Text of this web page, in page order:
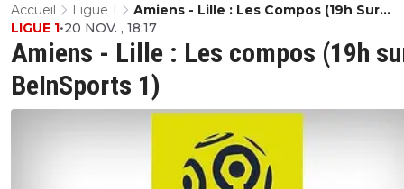
Accueil Ligue 1
Amiens - Lille : Les Compos (19h Sur
BeInSports 1)
Amiens - Lille : Les compos (19h
BeInSports 1)
LIGUE 1•20 NOV. , 18:17